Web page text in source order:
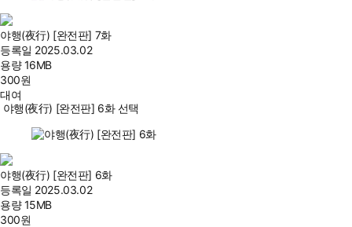
야행(夜行) [완전판] 7화
등록일 2025.03.02
용량16MB
300원
대여
야행(夜行) [완전판] 6화 선택
야행(夜行) [완전판] 6화
등록일 2025.03.02
용량15MB
300원